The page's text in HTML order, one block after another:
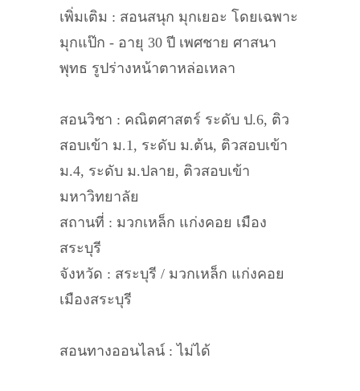
เพิ่มเติม : สอนสนุก มุกเยอะ โดยเฉพาะ
มุกแป๊ก - อายุ 30 ปี เพศชาย ศาสนา
พุทธ รูปร่างหน้าตาหล่อเหลา
สอนวิชา : คณิตศาสตร์ ระดับ ป.6, ติว
สอบเข้า ม.1, ระดับ ม.ต้น, ติวสอบเข้า
ม.4, ระดับ ม.ปลาย, ติวสอบเข้า
มหาวิทยาลัย
สถานที่ : มวกเหล็ก แก่งคอย เมือง
สระบุรี
จังหวัด : สระบุรี / มวกเหล็ก แก่งคอย
เมืองสระบุรี
สอนทางออนไลน์ : ไม่ได้